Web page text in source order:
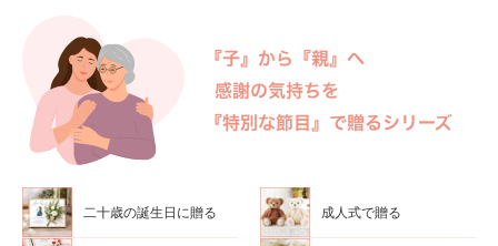
二十歳の誕生日に贈る 成人式で贈る